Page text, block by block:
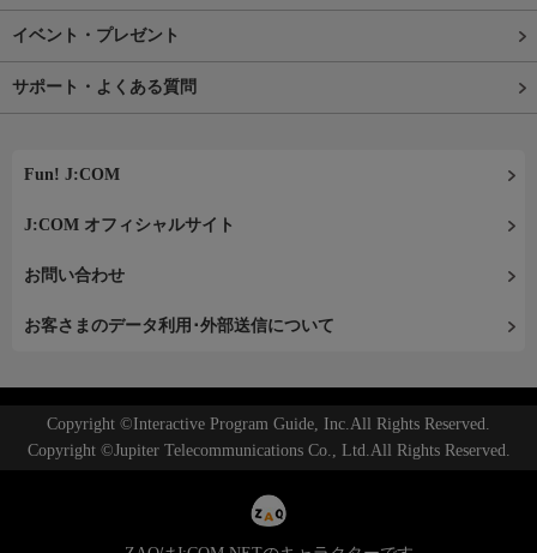
イベント・プレゼント
サポート・よくある質問
Fun! J:COM
J:COM オフィシャルサイト
お問い合わせ
お客さまのデータ利用･外部送信について
Copyright ©Interactive Program Guide, Inc.All Rights Reserved.
Copyright ©Jupiter Telecommunications Co., Ltd.All Rights Reserved.